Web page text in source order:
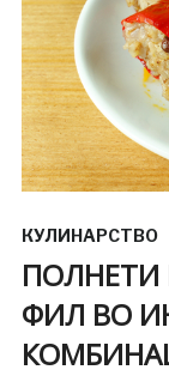
КУЛИНАРСТВО
ПОЛНЕТИ
ФИЛ ВО